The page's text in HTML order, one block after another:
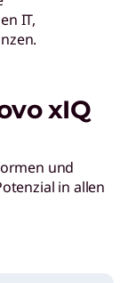
IT,
xIQ
und
in allen